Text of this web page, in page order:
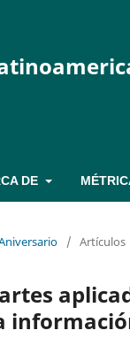
DE
/ Artículos